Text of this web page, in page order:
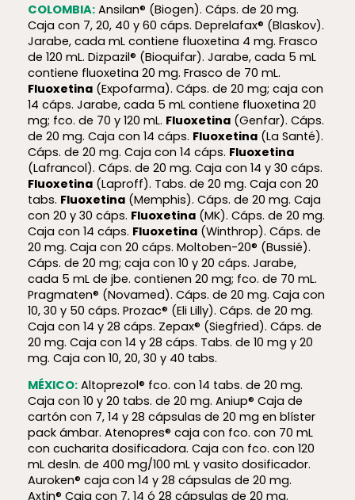
COLOMBIA:Ansilan® (Biogen). Cáps. de 20 mg.
Caja con 7, 20, 40 y 60 cáps. Deprelafax® (Blaskov).
Jarabe, cada mL contiene fluoxetina 4 mg. Frasco
de 120 mL. Dizpazil® (Bioquifar). Jarabe, cada 5 mL
contiene fluoxetina 20 mg. Frasco de 70 mL.
Fluoxetina(Expofarma). Cáps. de 20 mg; caja con
14 cáps. Jarabe, cada 5 mL contiene fluoxetina 20
mg; fco. de 70 y 120 mL. Fluoxetina(Genfar). Cáps.
de 20 mg. Caja con 14 cáps. Fluoxetina(La Santé).
Cáps. de 20 mg. Caja con 14 cáps. Fluoxetina
(Lafrancol). Cáps. de 20 mg. Caja con 14 y 30 cáps.
Fluoxetina(Laproff). Tabs. de 20 mg. Caja con 20
tabs. Fluoxetina(Memphis). Cáps. de 20 mg. Caja
con 20 y 30 cáps. Fluoxetina(MK). Cáps. de 20 mg.
Caja con 14 cáps. Fluoxetina(Winthrop). Cáps. de
20 mg. Caja con 20 cáps. Moltoben-20® (Bussié).
Cáps. de 20 mg; caja con 10 y 20 cáps. Jarabe,
cada 5 mL de jbe. contienen 20 mg; fco. de 70 mL.
Pragmaten® (Novamed). Cáps. de 20 mg. Caja con
10, 30 y 50 cáps. Prozac® (Eli Lilly). Cáps. de 20 mg.
Caja con 14 y 28 cáps. Zepax® (Siegfried). Cáps. de
20 mg. Caja con 14 y 28 cáps. Tabs. de 10 mg y 20
mg. Caja con 10, 20, 30 y 40 tabs.
MÉXICO:Altoprezol® fco. con 14 tabs. de 20 mg.
Caja con 10 y 20 tabs. de 20 mg. Aniup® Caja de
cartón con 7, 14 y 28 cápsulas de 20 mg en blíster
pack ámbar. Atenopres® caja con fco. con 70 mL
con cucharita dosificadora. Caja con fco. con 120
mL desln. de 400 mg/100 mL y vasito dosificador.
Auroken® caja con 14 y 28 cápsulas de 20 mg.
Axtin® Caja con 7, 14 ó 28 cápsulas de 20 mg.